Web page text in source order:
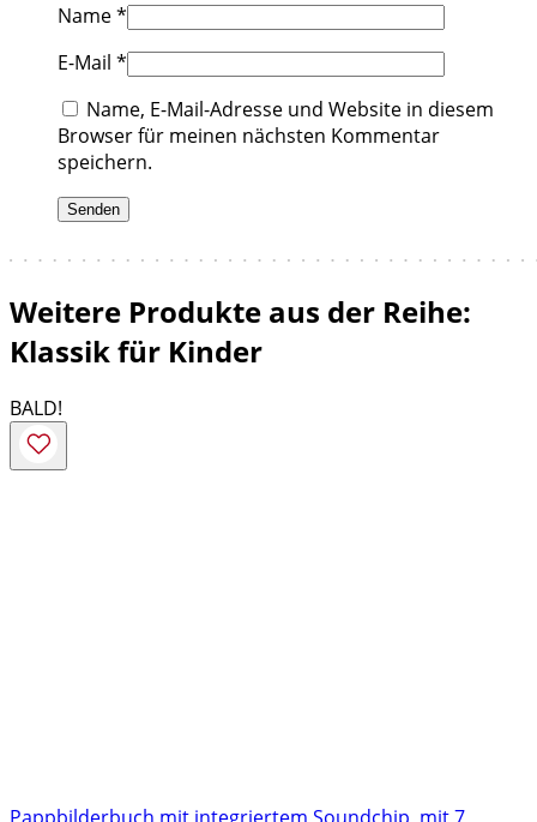
Name*
E-Mail *
Name, E-Mail-Adresse und Website in diesem
Browser für meinen nächsten Kommentar
speichern.
Weitere Produkte aus der Reihe:
Klassik für Kinder
BALD!
Pappbilderbuch mit integriertem Soundchip, mit 7